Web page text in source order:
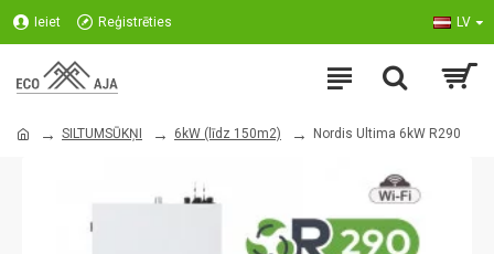
Ieiet Reģistrēties LV
SILTUMSŪKŅI 6kW (līdz 150m2) Nordis Ultima 6kW R290